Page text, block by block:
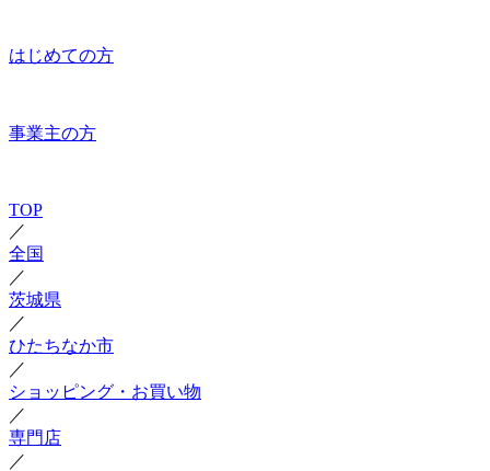
はじめての方
事業主の方
TOP
／
全国
／
茨城県
／
ひたちなか市
／
ショッピング・お買い物
／
専門店
／